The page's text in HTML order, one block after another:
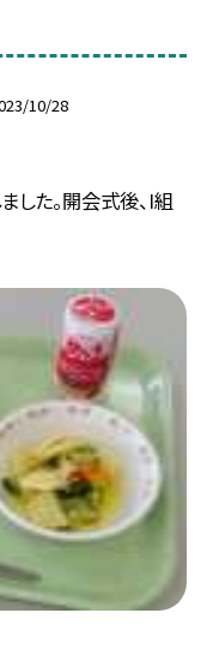
10/28
した。開会式後、I組